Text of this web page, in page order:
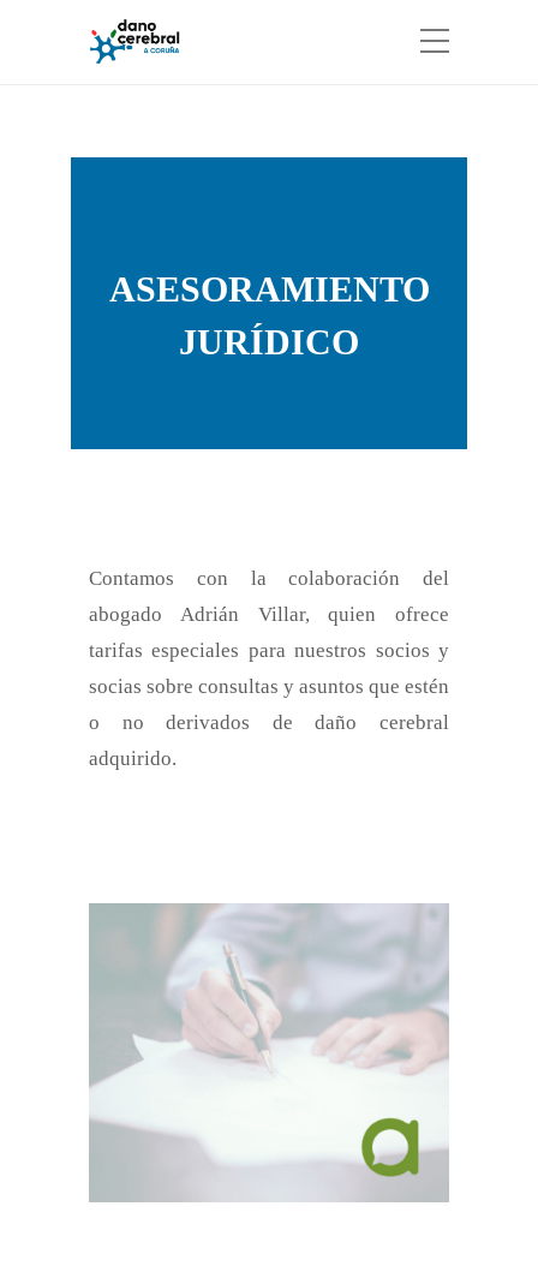
ASESORAMIENTO
JURÍDICO
Contamos con la colaboración del
abogado Adrián Villar, quien ofrece
tarifas especiales para nuestros socios y
socias sobre consultas y asuntos que estén
o no derivados de daño cerebral
adquirido.